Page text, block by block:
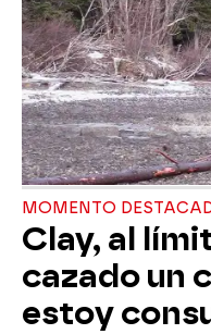
MOMENTO
Clay, al
cazado un
estoy